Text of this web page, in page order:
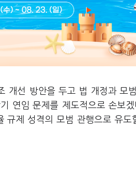
개선 방안을 두고 법 개정과 모
연임 문제를 제도적으로 손보겠
규제 성격의 모범 관행으로 유도